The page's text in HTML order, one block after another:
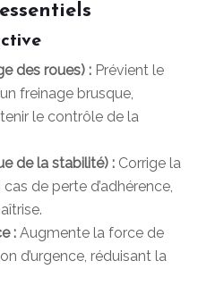
des roues) : Prévient le
freinage brusque,
le contrôle de la
de la stabilité) : Corrige la
de perte d’adhérence,
: Augmente la force de
d’urgence, réduisant la